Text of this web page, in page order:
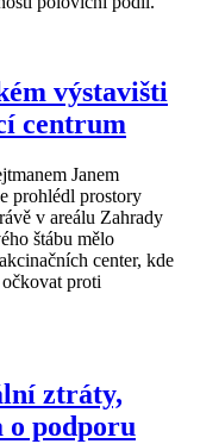
výstavišti
centrum
Janem
prohlédl prostory
v areálu Zahrady
štábu mělo
center, kde
proti
ztráty,
podporu